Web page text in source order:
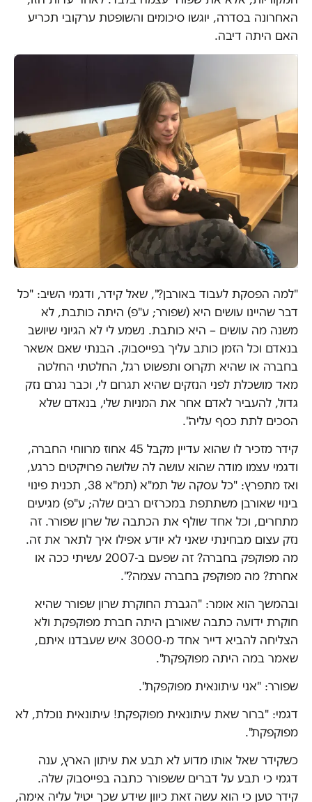
האחרונה בסדרה, יוגשו סיכומים והשופטת ערקובי תכריע
האם היתה דיבה.
"למה הפסקת לעבוד באורבן?", שאל קידר, ודגמי השיב: "כל
דבר שהיינו עושים היא (שפורר; ע"פ) היתה כותבת, לא
משנה מה עושים – היא כותבת. נשמע לי לא הגיוני שיושב
בנאדם וכל הזמן כותב עליך בפייסבוק. הבנתי שאם אשאר
בחברה או שהיא תקרוס ותפשוט רגל, החלטתי החלטה
מאד מושכלת לפני הנזקים שהיא תגרום לי, וכבר נגרם נזק
גדול, להעביר לאדם אחר את המניות שלי, בנאדם שלא
הסכים לתת כסף עליה".
קידר מזכיר לו שהוא עדיין מקבל 45 אחוז מרווחי החברה,
ודגמי עצמו מודה שהוא עושה לה שלושה פרויקטים כרגע,
ואז מתפרץ: "כל עסקה של תמ"א (תמ"א 38, תכנית פינוי
בינוי שאורבן משתתפת במכרזים רבים שלה; ע"פ) מגיעים
מתחרים, וכל אחד שולף את הכתבה של שרון שפורר. זה
נזק עצום מבחינתי שאני לא יודע אפילו איך לתאר את זה.
מה מפוקפק בחברה? זה שפעם ב-2007 עשיתי ככה או
אחרת? מה מפוקפק בחברה עצמה?".
ובהמשך הוא אומר: "הגברת החוקרת שרון שפורר שהיא
חוקרת ידועה כתבה שאורבן היתה חברת מפוקפקת ולא
הצליחה להביא דייר אחד מ-3000 איש שעבדנו איתם,
שאמר במה היתה מפוקפקת".
שפורר: "אני עיתונאית מפוקפקת".
דגמי: "ברור שאת עיתונאית מפוקפקת! עיתונאית נוכלת, לא
מפוקפקת".
כשקידר שאל אותו מדוע לא תבע את עיתון הארץ, ענה
דגמי כי תבע על דברים ששפורר כתבה בפייסבוק שלה.
קידר טען כי הוא עשה זאת כיוון שידע שכך יטיל עליה אימה,